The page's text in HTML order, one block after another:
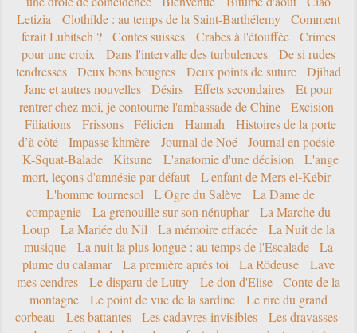
Letizia
Clothilde : au temps de la Saint-Barthélemy
Comment
ferait Lubitsch ?
Contes suisses Crabes à l'étouffée
Crimes
pour une croix
Dans l'intervalle des turbulences
De si rudes
tendresses
Deux bons bougres Deux points de suture
Djihad
Jane et autres nouvelles
Désirs Effets secondaires
Et pour
rentrer chez moi, je contourne l'ambassade de Chine
Excision
Filiations
Frissons Félicien Hannah
Histoires de la porte
d’à côté
Impasse khmère Journal de Noé
Journal en poésie
K-Squat-Balade
Kitsune L'anatomie d'une décision
L'ange
mort, leçons d'amnésie par défaut
L'enfant de Mers el-Kébir
L'homme tournesol
L'Ogre du Salève
La Dame de
compagnie
La grenouille sur son nénuphar
La Marche du
Loup
La Mariée du Nil La mémoire effacée
La Nuit de la
musique
La nuit la plus longue : au temps de l'Escalade
La
plume du calamar
La première après toi La Rôdeuse
Lave
mes cendres
Le disparu de Lutry
Le don d'Elise - Conte de la
montagne
Le point de vue de la sardine
Le rire du grand
corbeau
Les battantes Les cadavres invisibles
Les dravasses